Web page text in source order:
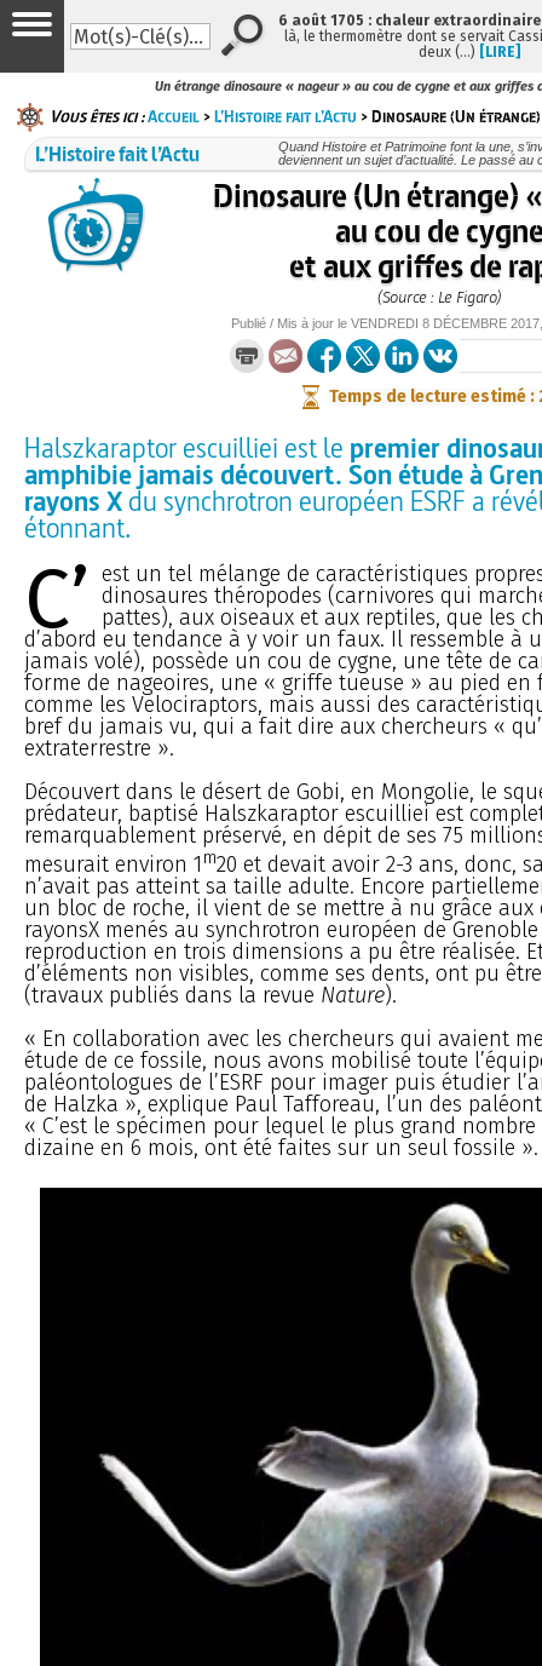
Un étrange dinosaure « nageur » au cou de cygne et aux griffes
Vous êtes ici :Accueil >L’Histoire fait l’Actu > Dinosaure (Un
L’Histoire fait l’Actu
Quand Histoire et Patrimoine font la une,
deviennent un sujet d’actualité. Le passé au
Dinosaure (Un étrange)
au cou de
et aux griffes de
(Source : Le Figaro)
Publié / Mis à jour le VENDREDI 8 DÉCEMBRE 2017
Temps de lecture estimé :
Halszkaraptor escuilliei est le premier
amphibie jamais découvert. Son étude à
rayons Xdu synchrotron européen ESRF a
étonnant.
C’ est un tel mélange de caractéristiques
dinosaures théropodes (carnivores qui
pattes), aux oiseaux et aux reptiles, que les
d’abord eu tendance à y voir un faux. Il ressemble à
jamais volé), possède un cou de cygne, une tête de
forme de nageoires, une « griffe tueuse » au pied en
comme les Velociraptors, mais aussi des
bref du jamais vu, qui a fait dire aux chercheurs «
extraterrestre ».
Découvert dans le désert de Gobi, en Mongolie, le
prédateur, baptisé Halszkaraptor escuilliei est
remarquablement préservé, en dépit de ses 75
mesurait environ 1 m20 et devait avoir 2-3 ans, donc,
n’avait pas atteint sa taille adulte. Encore
un bloc de roche, il vient de se mettre à nu grâce aux
rayonsX menés au synchrotron européen de Grenoble
reproduction en trois dimensions a pu être réalisée.
d’éléments non visibles, comme ses dents, ont pu
(travaux publiés dans la revue Nature).
« En collaboration avec les chercheurs qui avaient
étude de ce fossile, nous avons mobilisé toute
paléontologues de l’ESRF pour imager puis étudier
de Halzka », explique Paul Tafforeau, l’un des
« C’est le spécimen pour lequel le plus grand nombre
dizaine en 6 mois, ont été faites sur un seul fossile ».
6 août 1705 : chaleur
là, le thermomètre dont se servait
deux (…) [LIRE]